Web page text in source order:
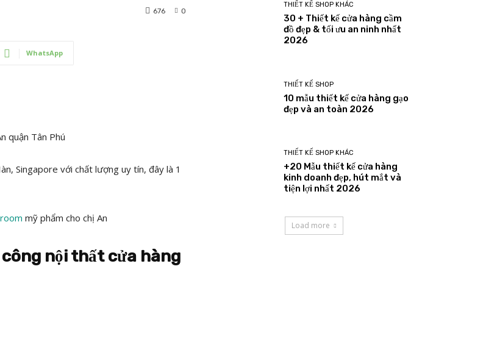
0
676
WhatsApp
quận Tân Phú
Singapore với chất lượng uy tín, đây là 1
mỹ phẩm cho chị An
nội thất cửa hàng
THIẾT KẾ SHOP KHÁC
30 + Thiết kế cửa hàng cầm
đồ đẹp & tối ưu an ninh nhất
2026
THIẾT KẾ SHOP
10 mẫu thiết kế cửa hàng gạo
đẹp và an toàn 2026
THIẾT KẾ SHOP KHÁC
+20 Mẫu thiết kế cửa hàng
kinh doanh đẹp, hút mắt và
tiện lợi nhất 2026
Load more